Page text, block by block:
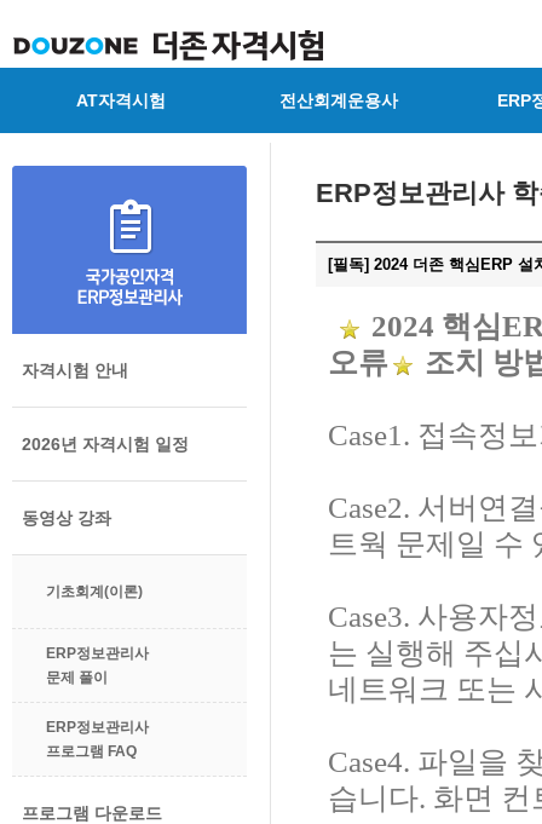
AT자격시험 전산회계운용사 ERP
자격시험 안내
2026년 자격시험 일정
동영상 강좌
기초회계(이론)
ERP정보관리사
문제 풀이
ERP정보관리사
프로그램 FAQ
프로그램 다운로드
ERP정보관리사
[필독] 2024 더존 핵심ERP 설
2024 핵심
오류
조치 방
Case1. 접속정
Case2. 서버연
트웍 문제일 수
Case3. 사용자
는 실행해 주십
네트워크 또는
Case4. 파일을
습니다. 화면